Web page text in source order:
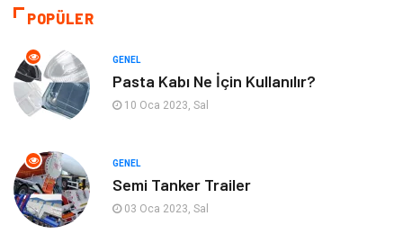
Makine
Kültür
Güzellik & Bakım
Finans & Ekonomi
Bilgisayar & Yazılım Mobilya
POPÜLER
GENEL
Pasta Kabı Ne İçin Kullanılır?
10 Oca 2023, Sal
GENEL
Semi Tanker Trailer
03 Oca 2023, Sal